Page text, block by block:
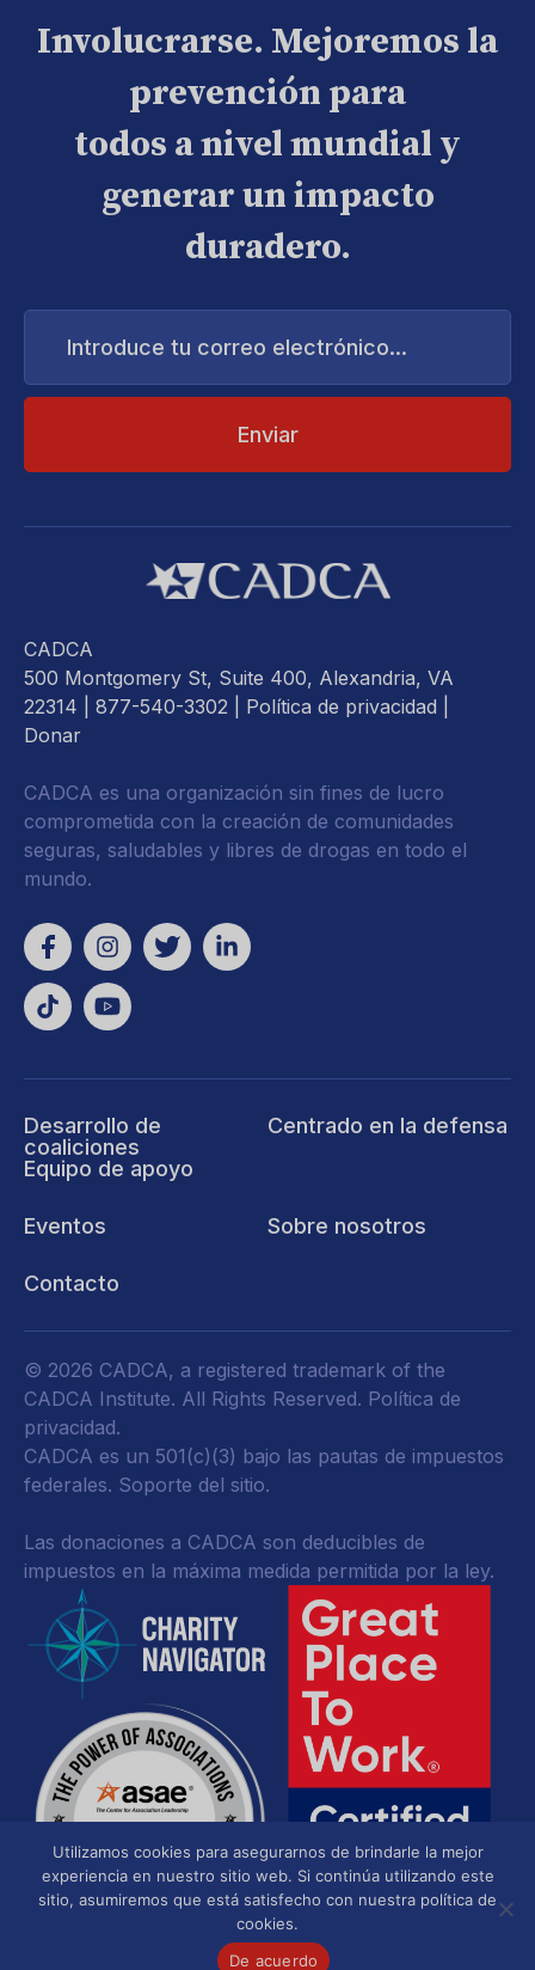
Involucrarse. Mejoremos la
prevención para
todos a nivel mundial y
generar un impacto
duradero.
Introduce
correo
CADCA
500 Montgomery St, Suite 400, Alexandria, VA
22314 | 877-540-3302 | Política de privacidad
Donar
CADCA es una organización sin fines de lucro
comprometida con la creación de comunidades
seguras, saludables y libres de drogas en todo el
mundo.
Desarrollo de
coaliciones
Equipo de apoyo
Centrado en la defensa
Eventos Sobre nosotros
Contacto
© 2026 CADCA, a registered trademark of the
CADCA Institute. All Rights Reserved. Política de
privacidad.
CADCA es un 501(c)(3) bajo las pautas de impuestos
federales. Soporte del sitio.
Las donaciones a CADCA son deducibles de
impuestos en la máxima medida permitida por la ley.
Utilizamos cookies para asegurarnos de brindarle la mejor
experiencia en nuestro sitio web. Si continúa utilizando este
sitio, asumiremos que está satisfecho con nuestra política de
cookies.
De acuerdo